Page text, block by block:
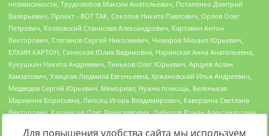
Для повышения удобства сайта мы используем